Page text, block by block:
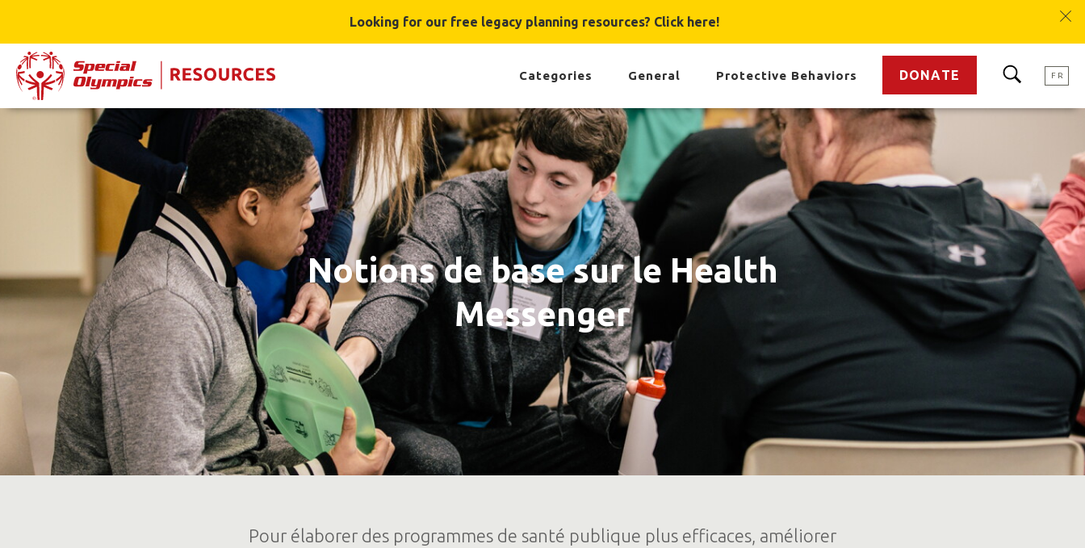
Looking for our free legacy planning resources? Click here!
Categories General Protective Behaviors DONATE FR
Notions de base sur le Health
Messenger
Pour élaborer des programmes de santé publique plus efficaces, améliorer